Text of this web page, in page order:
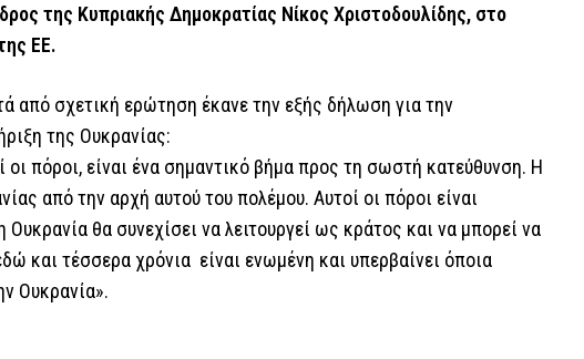
της Κυπριακής Δημοκρατίας Νίκος Χριστοδουλίδης, στο
ΕΕ.
από σχετική ερώτηση έκανε την εξής δήλωση για την
της Ουκρανίας:
οι πόροι, είναι ένα σημαντικό βήμα προς τη σωστή κατεύθυνση. Η
από την αρχή αυτού του πολέμου. Αυτοί οι πόροι είναι
Ουκρανία θα συνεχίσει να λειτουργεί ως κράτος και να μπορεί να
και τέσσερα χρόνια είναι ενωμένη και υπερβαίνει όποια
Ουκρανία».